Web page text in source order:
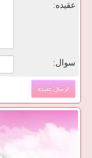
عقیده:
سوال: